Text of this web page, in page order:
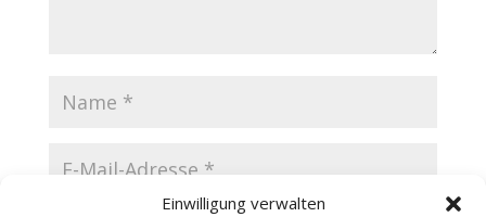
Einwilligung verwalten